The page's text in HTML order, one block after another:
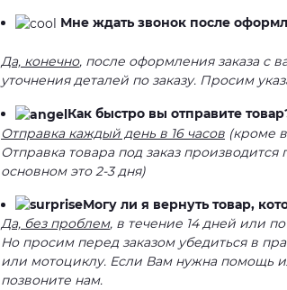
Мне ждать звонок после
Да, конечно, после оформления заказа с
уточнения деталей по заказу. Просим
Как быстро вы отправите
Отправка каждый день в 16 часов (кроме
Отправка товара под заказ
основном это 2-3 дня)
Могу ли я вернуть товар,
Да, без проблем, в течение 14 дней или
Но просим перед заказом убедиться в
или мотоциклу. Если Вам нужна помощь
позвоните нам.